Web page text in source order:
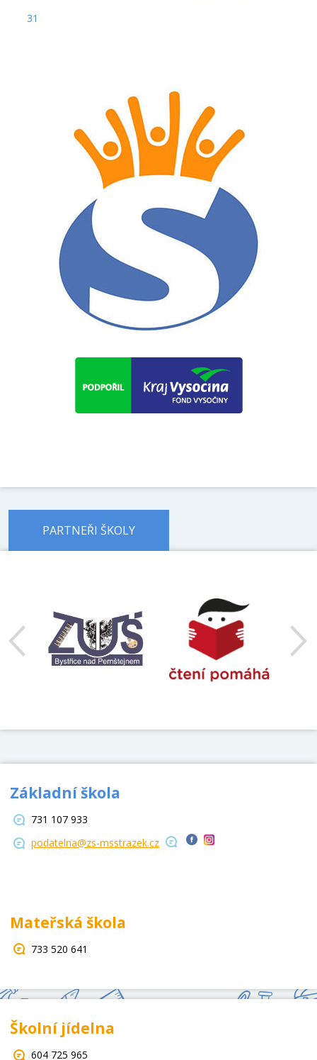
31
PARTNEŘI ŠKOLY
Základní škola
731 107 933
podatelna@zs-msstrazek.cz
Mateřská škola
733 520 641
Školní jídelna
604 725 965